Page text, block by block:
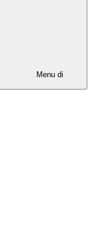
Menu di